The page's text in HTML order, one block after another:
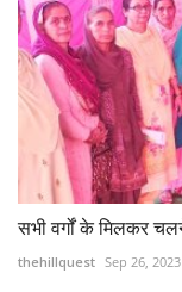
सभी वर्गों के मिलकर
thehillquest Sep 26, 2023